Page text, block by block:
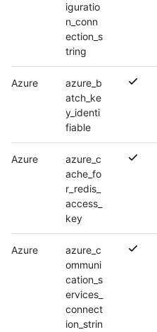
iguratio
n_conn
ection_s
tring
Azure
azure_b
atch_ke
y_identi
fiable
Azure
azure_c
ache_fo
r_redis_
access_
key
Azure
azure_c
ommuni
cation_s
ervices_
connect
ion_strin